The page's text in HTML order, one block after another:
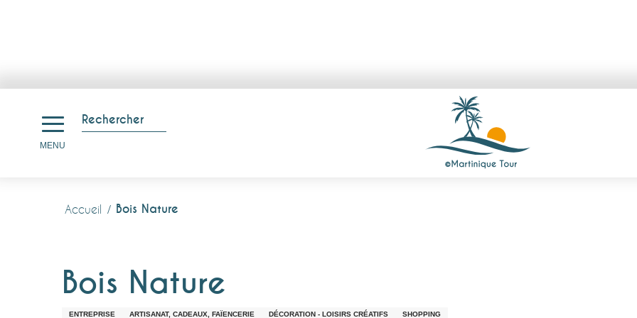
principal
Rechercher
MENU
Accueil Bois Nature
Bois Nature
ENTREPRISE ARTISANAT, CADEAUX, FAÏENCERIE DÉCORATION - LOISIRS CRÉATIFS SHOPPING